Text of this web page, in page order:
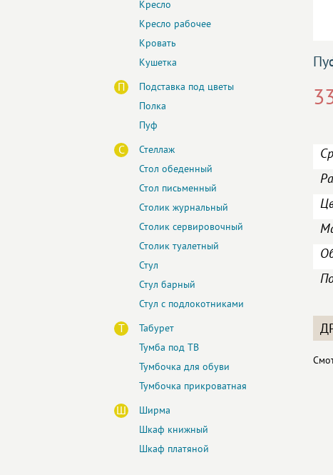
Кресло
Кресло рабочее
Кровать
Кушетка
П
Подставка под цветы
Полка
Пуф
С
Стеллаж
Стол обеденный
Стол письменный
Столик журнальный
Столик сервировочный
Столик туалетный
Стул
Стул барный
Стул с подлокотниками
Т
Табурет
Тумба под ТВ
Тумбочка для обуви
Тумбочка прикроватная
Ш
Ширма
Шкаф книжный
Шкаф платяной